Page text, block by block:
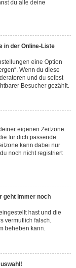
du alle deine
in der Online-Liste
eine Option
Wenn du diese
und du selbst
Besucher gezählt.
eigenen Zeitzone.
für dich passende
kann dabei nur
noch nicht registriert
geht immer noch
hast und die
vermutlich falsch.
beheben kann.